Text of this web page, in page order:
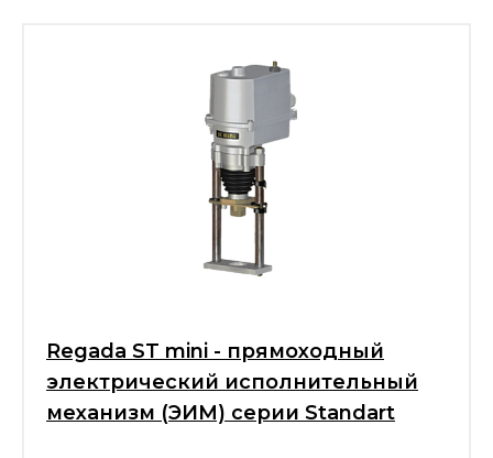
Regada ST mini - прямоходный
электрический исполнительный
механизм (ЭИМ) серии Standart